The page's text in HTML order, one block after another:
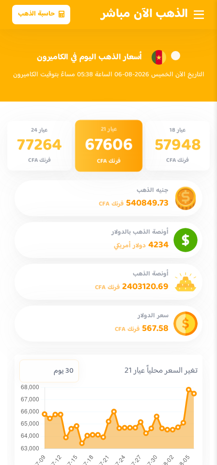
الذهب الآن مباشر حاسبة الذهب
أسعار الذهب اليوم في الكاميرون
التاريخ الآن الخميس 2026-08-06 الساعة 05:38 مساءً بتوقيت الكاميرون
عيار 18
57948
فرنك CFA
عيار 21
67606
فرنك CFA
عيار 24
77264
فرنك CFA
جنيه الذهب
540849.73 فرنك CFA
أونصة الذهب بالدولار
4234 دولار أمريكي
أونصة الذهب
2403120.69 فرنك CFA
سعر الدولار
567.58 فرنك CFA
تغير السعر محلياً عيار 21